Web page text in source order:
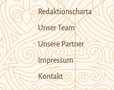
Redaktionscharta
Unser Team
Unsere Partner
Impressum
Kontakt